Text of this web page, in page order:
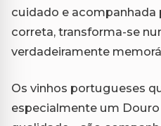
cuidado e acompanhada
correta, transforma-se
verdadeiramente
Os vinhos portugueses
especialmente um